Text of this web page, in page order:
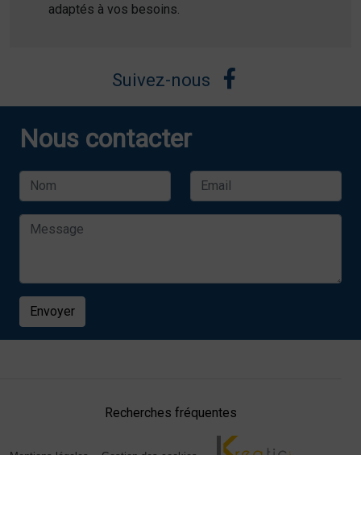
adaptés à vos besoins.
Suivez-nous
Nous contacter
Envoyer
Recherches fréquentes
Mentions légales Gestion des cookies